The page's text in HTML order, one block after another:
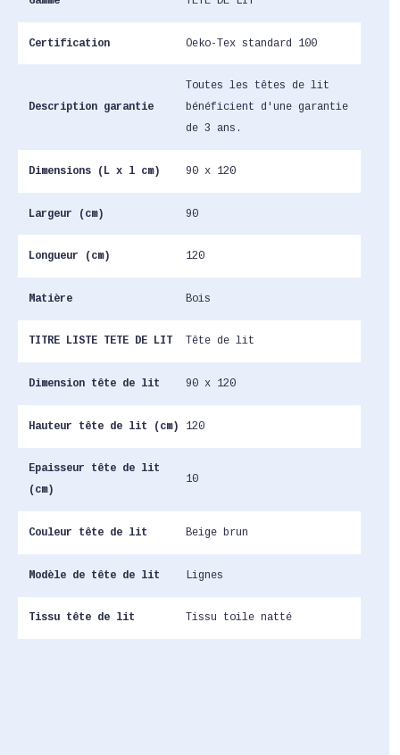
Certification Oeko-Tex standard 100
Description garantie
Toutes les têtes de lit
bénéficient d'une garantie
de 3 ans.
Dimensions (L x l cm) 90 x 120
Largeur (cm) 90
Longueur (cm) 120
Matière Bois
TITRE LISTE TETE DE LIT Tête de lit
Dimension tête de lit 90 x 120
Hauteur tête de lit (cm) 120
Epaisseur tête de lit
(cm)
10
Couleur tête de lit Beige brun
Modèle de tête de lit Lignes
Tissu tête de lit Tissu toile natté